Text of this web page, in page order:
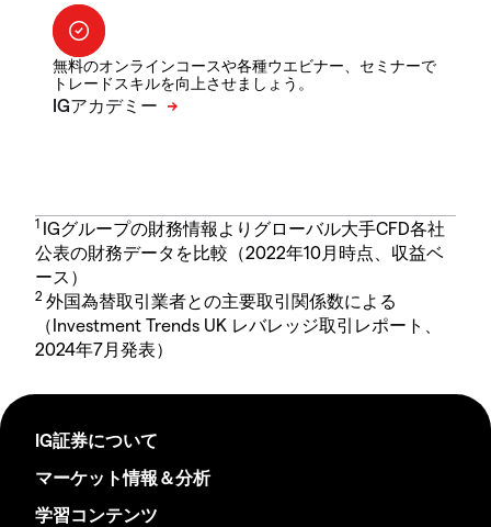
無料のオンラインコースや各種ウエビナー、セミナーで
トレードスキルを向上させましょう。
1 IGグループの財務情報よりグローバル大手CFD各社
公表の財務データを比較（2022年10月時点、収益ベ
ース）
2 外国為替取引業者との主要取引関係数による
（Investment Trends UK レバレッジ取引レポート、
2024年7月発表）
IG証券について
マーケット情報＆分析
学習コンテンツ